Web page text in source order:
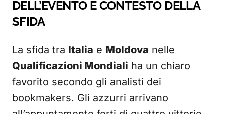
DELL’EVENTO E CONTESTO DELLA
SFIDA
La sfida tra Italia e Moldova nelle
Qualificazioni Mondiali ha un chiaro
favorito secondo gli analisti dei
bookmakers. Gli azzurri arrivano